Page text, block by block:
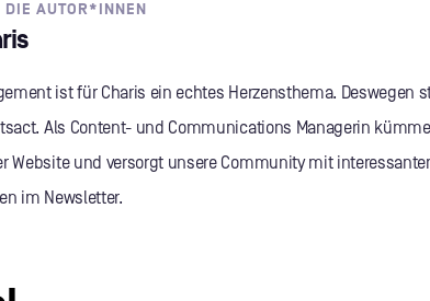
DIE AUTOR*INNEN
ist für Charis ein echtes Herzensthema. Deswegen
Als Content- und Communications Managerin
Website und versorgt unsere Community mit
im Newsletter.